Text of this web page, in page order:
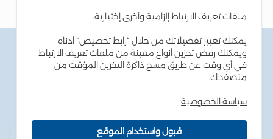
الشروط والاحكام
سياسة الخصوصية
سياسة ملفات تعريف الارتباط
ملفات تعريف الارتباط إلزامية وأخرى إختيارية.
يمكنك تغيير تفضيلاتك من خلال “رابط تخصيص” أدناه
ويمكنك رفض تخزين أنواع معينة من ملفات تعريف الارتباط
في أي وقت عن طريق مسح ذاكرة التخزين المؤقت من
متصفحك.
سياسة الخصوصية.
قبول واستخدام الموقع